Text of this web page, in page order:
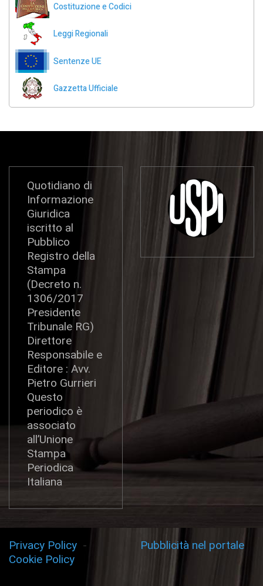
Costituzione e Codici
Leggi Regionali
Sentenze UE
Gazzetta Ufficiale
Quotidiano di
Informazione
Giuridica
iscritto al
Pubblico
Registro della
Stampa
(Decreto n.
1306/2017
Presidente
Tribunale RG)
Direttore
Responsabile e
Editore : Avv.
Pietro Gurrieri
Questo
periodico è
associato
all’Unione
Stampa
Periodica
Italiana
Privacy Policy -
Cookie Policy
Pubblicità nel portale